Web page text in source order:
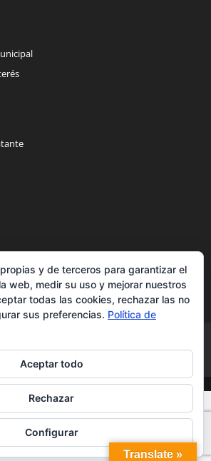
cookies
Accesibilidad
Translate »
y de terceros para garantizar el
web, medir su uso y mejorar nuestros
todas las cookies, rechazar las no
sus preferencias. Política de
Aceptar todo
Rechazar
Configurar